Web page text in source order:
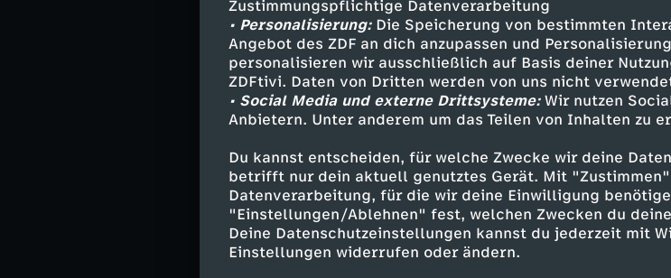
Zustimmungspflichtige Datenverarbeitung
• Personalisierung:Die Speicherung von bestimmten
Angebot des ZDF an dich anzupassen und
personalisieren wir ausschließlich auf Basis deiner
ZDFtivi. Daten von Dritten werden von uns nicht
• Social Media und externe Drittsysteme:Wir nutzen
Anbietern. Unter anderem um das Teilen von Inhalten zu
Du kannst entscheiden, für welche Zwecke wir deine
betrifft nur dein aktuell genutztes Gerät. Mit
Datenverarbeitung, für die wir deine Einwilligung
"Einstellungen/Ablehnen" fest, welchen Zwecken du
Deine Datenschutzeinstellungen kannst du jederzeit mit
Einstellungen widerrufen oder ändern.
Darsteller
Judith Schrader - Nadja Uhl
Jana Bloch - Sarah Mahita
Sven Temme - Nicholas Reinke
Patrick Odonkor - Malick Bauer
Tayfun Bastürk - Altamasch Noor
Şirin Doğan - Idil Üner
Ronny Paschke - David Ruland